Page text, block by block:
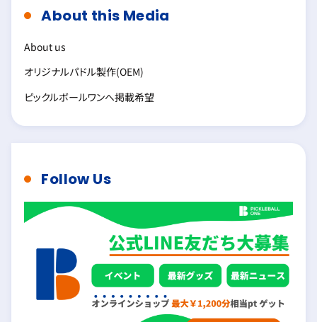
About this Media
About us
オリジナルパドル製作(OEM)
ピックルボールワンへ掲載希望
Follow Us